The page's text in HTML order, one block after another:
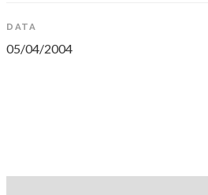
DATA
05/04/2004